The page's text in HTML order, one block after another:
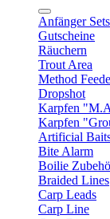
Anfänger Sets
Gutscheine
Räuchern
Trout Area
Method
Dropshot
Karpfen
Karpfen
Artificial
Bite Alarm
Boilie
Braided Lines
Carp Leads
Carp Line